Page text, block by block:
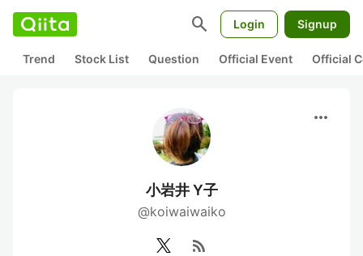
search Login Signup
Trend Stock List Question Official Event Official
more_horiz
小岩井 Y子
@koiwaiwaiko
rss_feed